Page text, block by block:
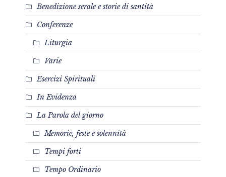
Benedizione serale e storie di santità
Conferenze
Liturgia
Varie
Esercizi Spirituali
In Evidenza
La Parola del giorno
Memorie, feste e solennità
Tempi forti
Tempo Ordinario